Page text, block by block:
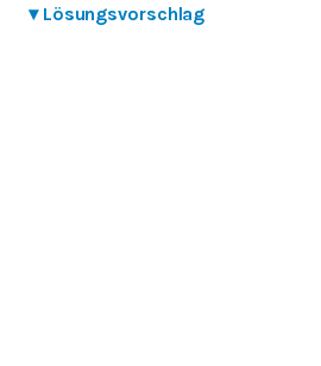
▾ Lösungsvorschlag